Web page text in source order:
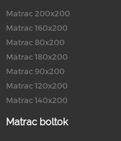
Matrac 200x200
Matrac 160x200
Matrac 80x200
Matrac 180x200
Matrac 90x200
Matrac 120x200
Matrac 140x200
Matrac boltok